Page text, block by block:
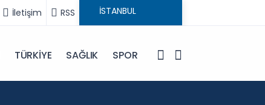
İletişim RSS
TÜRKİYE SAĞLIK SPOR